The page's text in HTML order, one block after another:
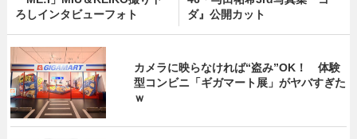
ろしインタビューフォト
ダ』公開カット
カメラに映らなければ“盗み”OK！ 体験
型コンビニ「ギガマート展」がヤバすぎた
ｗ